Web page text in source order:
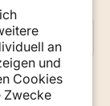
an
und
Cookies
Zwecke